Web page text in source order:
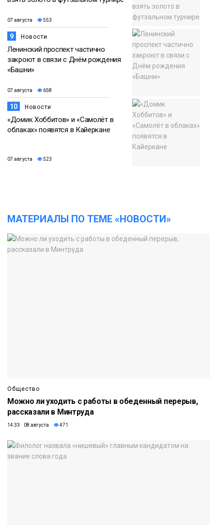
07 августа 553
9 Новости
Ленинский проспект частично
закроют в связи с Днём рождения
«Башни»
07 августа 658
10 Новости
«Домик Хоббитов» и «Самолёт в
облаках» появятся в Кайеркане
07 августа 523
МАТЕРИАЛЫ ПО ТЕМЕ «НОВОСТИ»
Общество
Можно ли уходить с работы в обеденный перерыв,
рассказали в Минтруда
14:33 08 августа 471